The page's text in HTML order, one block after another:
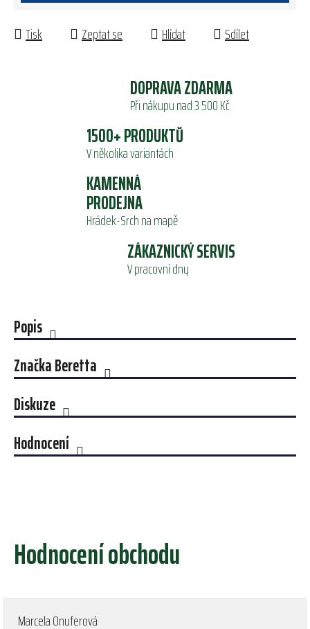
Tisk Zeptat se Hlídat Sdílet
DOPRAVA ZDARMA
Při nákupu nad 3 500 Kč
1500+ PRODUKTŮ
V několika variantách
KAMENNÁ
PRODEJNA
Hrádek-Srch na mapě
ZÁKAZNICKÝ SERVIS
V pracovní dny
Popis
ZnačkaBeretta
Diskuze
Hodnocení
Hodnocení obchodu
Marcela Onuferová